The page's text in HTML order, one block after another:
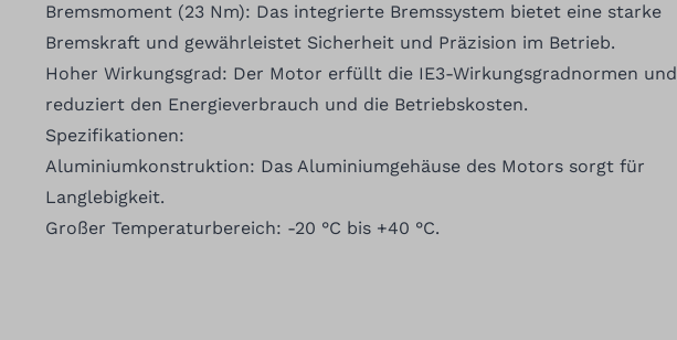
Bremsmoment (23 Nm): Das integrierte Bremssystem bietet eine starke
Bremskraft und gewährleistet Sicherheit und Präzision im Betrieb.
Hoher Wirkungsgrad: Der Motor erfüllt die IE3-Wirkungsgradnormen und
reduziert den Energieverbrauch und die Betriebskosten.
Spezifikationen:
Aluminiumkonstruktion: Das Aluminiumgehäuse des Motors sorgt für
Langlebigkeit.
Großer Temperaturbereich: -20 °C bis +40 °C.